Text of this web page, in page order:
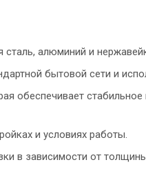
алюминий и
бытовой сети и
обеспечивает стабильное
и условиях работы.
в зависимости от